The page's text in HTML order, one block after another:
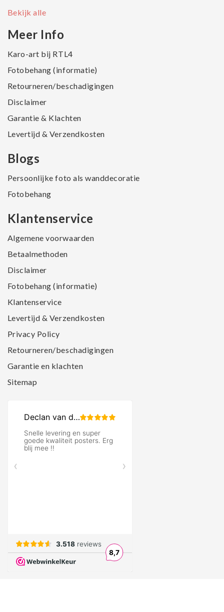
Bekijk alle
Meer Info
Karo-art bij RTL4
Fotobehang (informatie)
Retourneren/beschadigingen
Disclaimer
Garantie & Klachten
Levertijd & Verzendkosten
Blogs
Persoonlijke foto als wanddecoratie
Fotobehang
Klantenservice
Algemene voorwaarden
Betaalmethoden
Disclaimer
Fotobehang (informatie)
Klantenservice
Levertijd & Verzendkosten
Privacy Policy
Retourneren/beschadigingen
Garantie en klachten
Sitemap